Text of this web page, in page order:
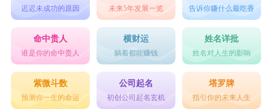
迟迟未成功的原因 未来5年发展一览 告诉你赚什么最吃香
命中贵人
谁是你的命中贵人
横财运
躺着都能赚钱
姓名详批
姓名对人生的影响
紫微斗数
预测你一生的命运
公司起名
初创公司起名玄机
塔罗牌
指引你的未来人生